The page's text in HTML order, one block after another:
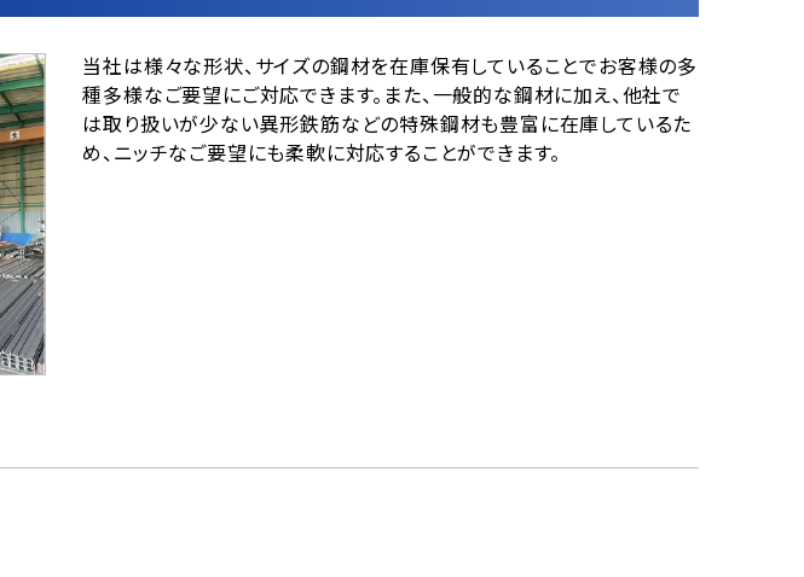
当社は様々な形状、サイズの鋼材を在庫保有していることでお客様の多
種多様なご要望にご対応できます。また、一般的な鋼材に加え、他社で
は取り扱いが少ない異形鉄筋などの特殊鋼材も豊富に在庫しているた
め、ニッチなご要望にも柔軟に対応することができます。